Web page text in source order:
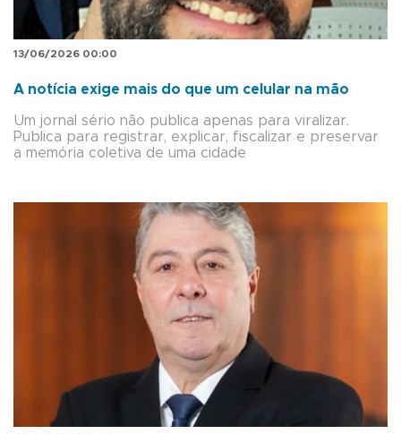
13/06/2026 00:00
A notícia exige mais do que um celular na mão
Um jornal sério não publica apenas para viralizar.
Publica para registrar, explicar, fiscalizar e preservar
a memória coletiva de uma cidade